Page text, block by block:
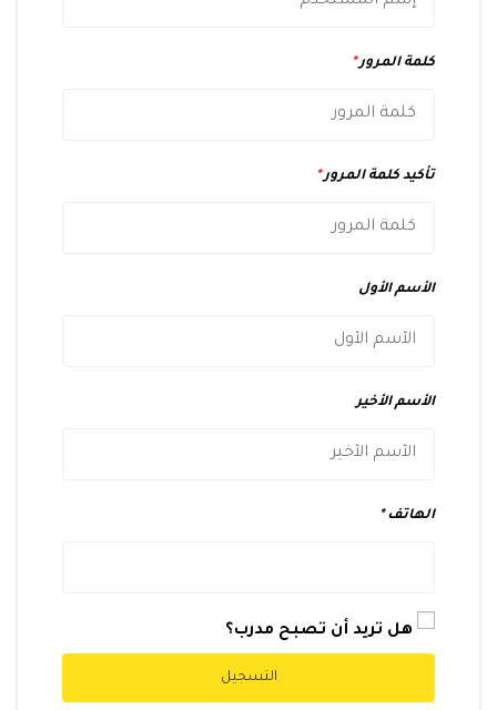
كلمة المرور*
تأكيد كلمة المرور*
الأسم الأول
الأسم الأخير
الهاتف
هل تريد أن تصبح مدرب؟
التسجيل